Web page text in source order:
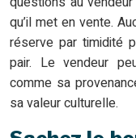
qu’il met en vente.
réserve par timidité
pair. Le vendeur
comme sa
sa valeur culturelle.